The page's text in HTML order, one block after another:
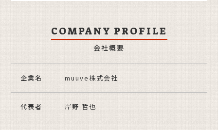
COMPANY PROFILE
会社概要
企業名 muuve株式会社
代表者 岸野 哲也